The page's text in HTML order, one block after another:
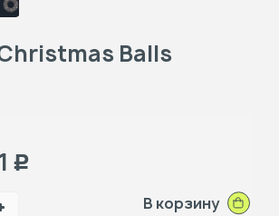
Balls
Р
В корзину